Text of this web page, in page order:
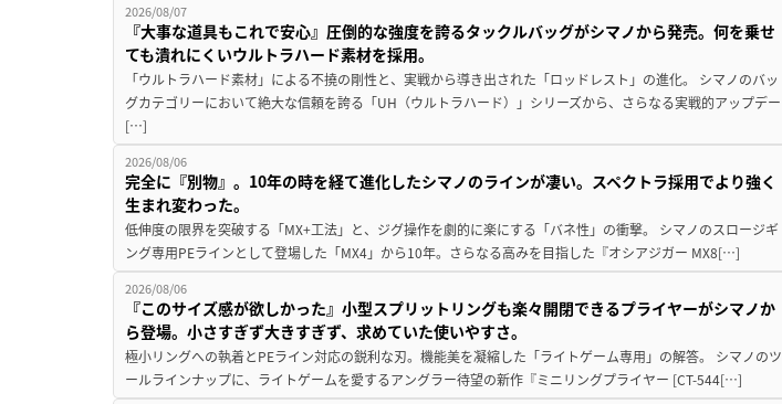
2026/08/07
『大事な道具もこれで安心』圧倒的な強度を誇るタックルバッグがシマノから発売。何を乗せ
ても潰れにくいウルトラハード素材を採用。
「ウルトラハード素材」による不撓の剛性と、実戦から導き出された「ロッドレスト」の進化。 シマノのバッ
グカテゴリーにおいて絶大な信頼を誇る「UH（ウルトラハード）」シリーズから、さらなる実戦的アップデー
[…]
2026/08/06
完全に『別物』。10年の時を経て進化したシマノのラインが凄い。スペクトラ採用でより強く
生まれ変わった。
低伸度の限界を突破する「MX+工法」と、ジグ操作を劇的に楽にする「バネ性」の衝撃。 シマノのスロージギ
ング専用PEラインとして登場した「MX4」から10年。さらなる高みを目指した『オシアジガー MX8[…]
2026/08/06
『このサイズ感が欲しかった』小型スプリットリングも楽々開閉できるプライヤーがシマノか
ら登場。小さすぎず大きすぎず、求めていた使いやすさ。
極小リングへの執着とPEライン対応の鋭利な刃。機能美を凝縮した「ライトゲーム専用」の解答。 シマノのツ
ールラインナップに、ライトゲームを愛するアングラー待望の新作『ミニリングプライヤー [CT-544[…]